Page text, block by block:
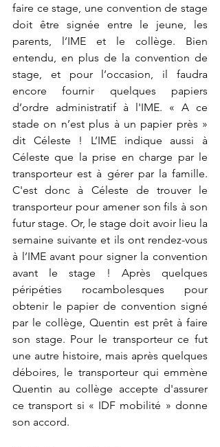
faire ce stage, une convention de stage
doit être signée entre le jeune, les
parents, l’IME et le collège. Bien
entendu, en plus de la convention de
stage, et pour l’occasion, il faudra
encore fournir quelques papiers
d’ordre administratif à l'IME. « A ce
stade on n’est plus à un papier près »
dit Céleste ! L’IME indique aussi à
Céleste que la prise en charge par le
transporteur est à gérer par la famille.
C'est donc à Céleste de trouver le
transporteur pour amener son fils à son
futur stage. Or, le stage doit avoir lieu la
semaine suivante et ils ont rendez-vous
à l’IME avant pour signer la convention
avant le stage ! Après quelques
péripéties rocambolesques pour
obtenir le papier de convention signé
par le collège, Quentin est prêt à faire
son stage. Pour le transporteur ce fut
une autre histoire, mais après quelques
déboires, le transporteur qui emmène
Quentin au collège accepte d'assurer
ce transport si « IDF mobilité » donne
son accord.